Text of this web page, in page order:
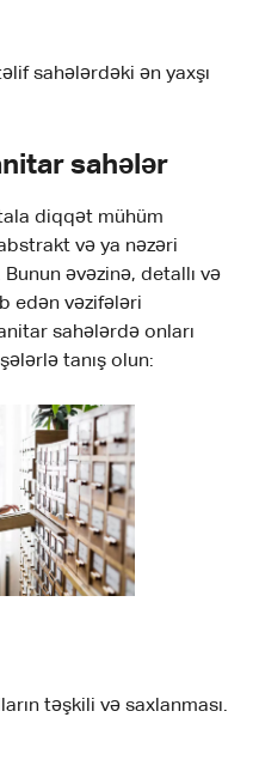
sahələrdəki ən yaxşı
sahələr
diqqət mühüm
və ya nəzəri
əvəzinə, detallı və
edən vəzifələri
sahələrdə onları
tanış olun:
təşkili və saxlanması.